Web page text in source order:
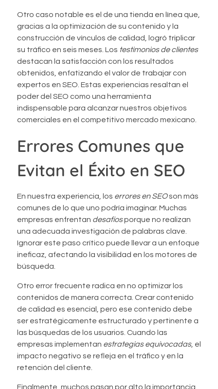
Otro caso notable es el de una tienda en línea que,
gracias a la optimización de su contenido y la
construcción de vínculos de calidad, logró triplicar
su tráfico en seis meses. Los testimonios de clientes
destacan la satisfacción con los resultados
obtenidos, enfatizando el valor de trabajar con
expertos en SEO. Estas experiencias resaltan el
poder del SEO como una herramienta
indispensable para alcanzar nuestros objetivos
comerciales en el competitivo mercado mexicano.
Errores Comunes que
Evitan el Éxito en SEO
En nuestra experiencia, los errores en SEOson más
comunes de lo que uno podría imaginar. Muchas
empresas enfrentan desafíosporque no realizan
una adecuada investigación de palabras clave.
Ignorar este paso crítico puede llevar a un enfoque
ineficaz, afectando la visibilidad en los motores de
búsqueda.
Otro error frecuente radica en no optimizar los
contenidos de manera correcta. Crear contenido
de calidad es esencial, pero ese contenido debe
ser estratégicamente estructurado y pertinente a
las búsquedas de los usuarios. Cuando las
empresas implementan estrategias equivocadas, el
impacto negativo se refleja en el tráfico y en la
retención del cliente.
Finalmente, muchos pasan por alto la importancia